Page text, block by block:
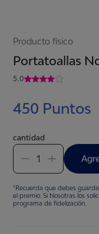
Producto físico
Portatoallas
5.0
450 Puntos
cantidad
1
*Recuerda que debes
el premio. Si Nosotras los
programa de fidelización.